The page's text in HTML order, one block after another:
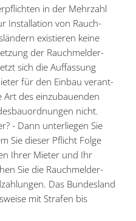
in der Mehrzahl
Instal­lation von Rauch­
existieren keine
der Rauch­mel­der­
sich die Auffassung
für den Einbau verant­
des einzu­bau­enden
nicht.
- Dann unter­liegen Sie
Sie dieser Pflicht Folge
Ihrer Mieter und Ihr
Sie die Rauch­mel­der­
Das Bundesland
mit Strafen bis